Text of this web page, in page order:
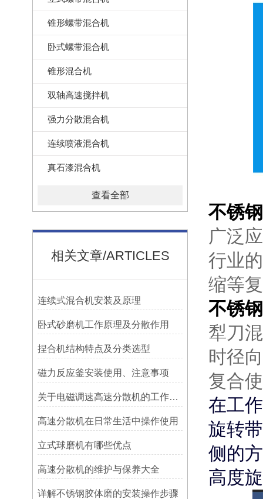
锥形螺带混合机
卧式螺带混合机
锥形混合机
双轴高速搅拌机
强力分散混合机
连续喷液混合机
真石漆混合机
查看全部
相关文章/ARTICLES
连续式混合机安装及原理
卧式砂磨机工作原理及分散作用
捏合机结构特点及分类选型
磁力反应釜安装使用、注意事项
关于电磁调速高速分散机的工作原理你都了解多少
高速分散机在日常生活中操作使用
立式球磨机有哪些优点
高速分散机的维护与保养大全
详解不锈钢胶体磨的安装操作步骤
不锈
广泛
行业
缩等
不锈
犁刀
时径
复合
在工
旋转
侧的
高度